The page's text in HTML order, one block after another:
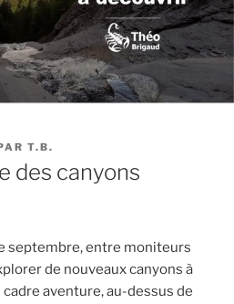
T.B.
des canyons
septembre, entre moniteurs
de nouveaux canyons à
aventure, au-dessus de